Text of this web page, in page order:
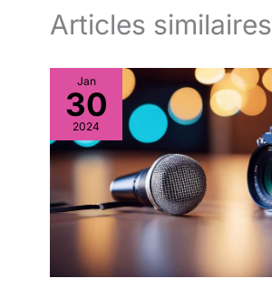
Articles similaires
Jan
30
2024